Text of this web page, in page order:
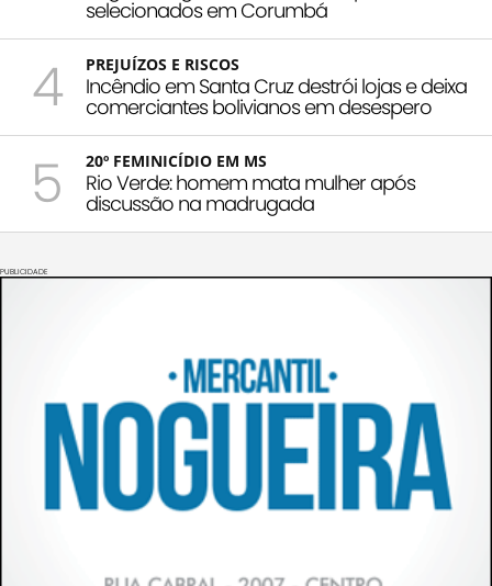
selecionados em Corumbá
4 PREJUÍZOS E RISCOS
Incêndio em Santa Cruz destrói lojas e deixa
comerciantes bolivianos em desespero
5 20º FEMINICÍDIO EM MS
Rio Verde: homem mata mulher após
discussão na madrugada
PUBLICIDADE